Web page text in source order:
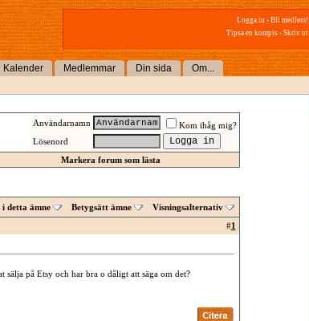
Logga in - Bli medlem!
Tipsa en kompis - Skriv ut
Kalender Medlemmar Din sida Om...
Användarnamn
Kom ihåg mig?
Lösenord
Markera forum som lästa
i detta ämne Betygsätt ämne
Visningsalternativ
#1
sälja på Etsy och har bra o dåligt att säga om det?